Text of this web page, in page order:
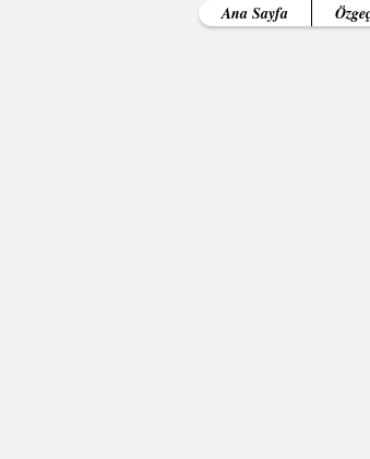
Ana Sayfa